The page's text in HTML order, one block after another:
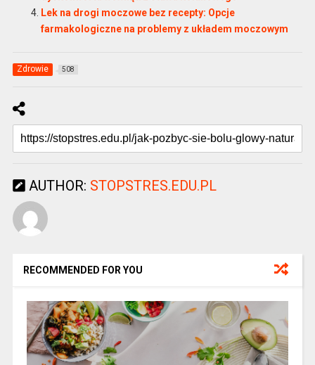
Lek na drogi moczowe bez recepty: Opcje
farmakologiczne na problemy z układem moczowym
Zdrowie 508
AUTHOR: STOPSTRES.EDU.PL
RECOMMENDED FOR YOU